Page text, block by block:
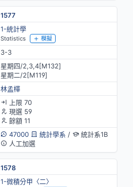
1577
1-統計學
Statistics 模擬
3-3
星期四/2,3,4[M132]
星期二/2[M119]
林孟樺
上限 70
現選 59
餘額 11
47000
統計學系 /
統計系1B
人工加選
1578
1-微積分甲〈二〉